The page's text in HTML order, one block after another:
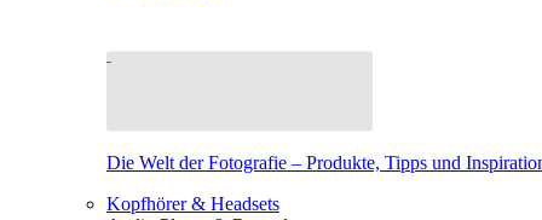
Die Welt der Fotografie – Produkte, Tipps und
Kopfhörer & Headsets